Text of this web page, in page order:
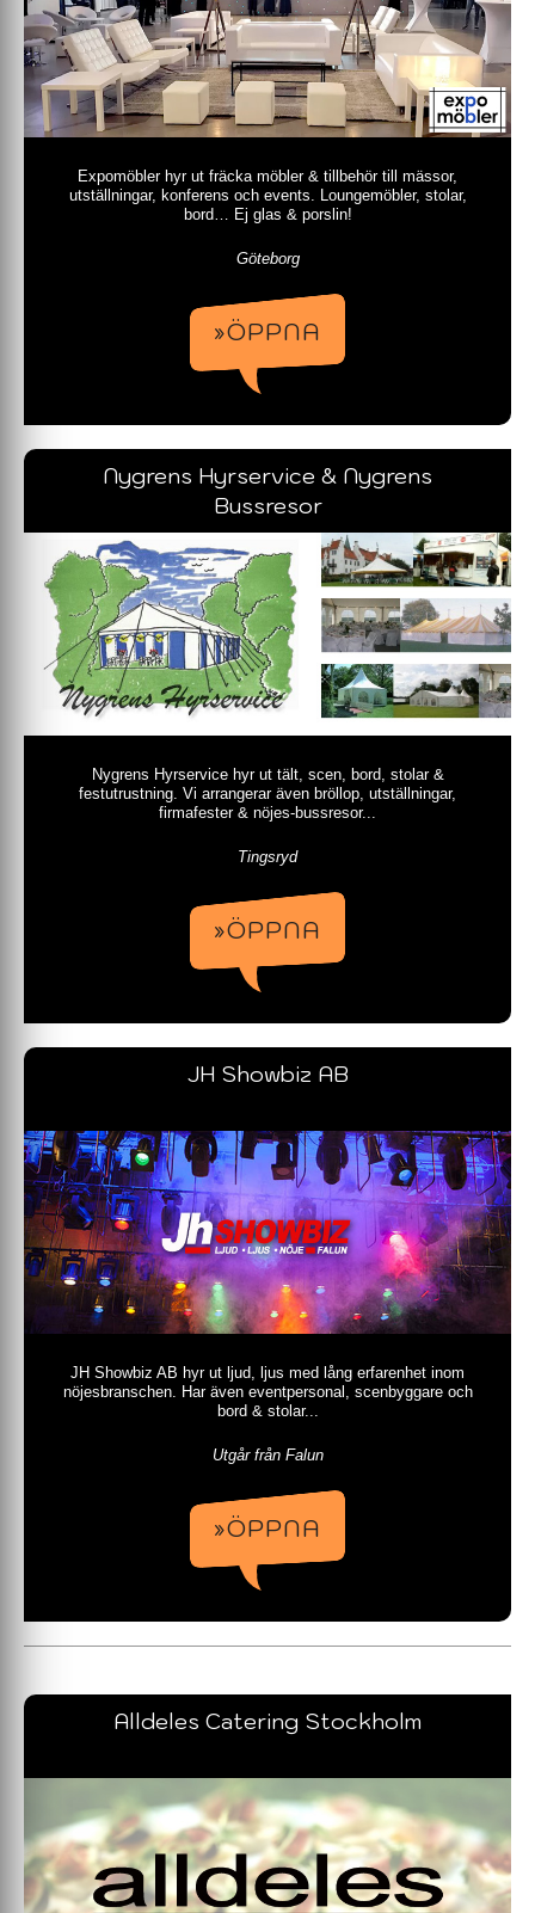
Expomöbler hyr ut fräcka möbler & tillbehör till mässor,
utställningar, konferens och events. Loungemöbler, stolar,
bord… Ej glas & porslin!
Göteborg
»ÖPPNA
Nygrens Hyrservice & Nygrens
Bussresor
Nygrens Hyrservice hyr ut tält, scen, bord, stolar &
festutrustning. Vi arrangerar även bröllop, utställningar,
firmafester & nöjes-bussresor...
Tingsryd
»ÖPPNA
JH Showbiz AB
JH Showbiz AB hyr ut ljud, ljus med lång erfarenhet inom
nöjesbranschen. Har även eventpersonal, scenbyggare och
bord & stolar...
Utgår från Falun
»ÖPPNA
Alldeles Catering Stockholm